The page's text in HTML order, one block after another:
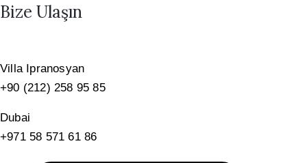
Bize Ulaşın
Villa Ipranosyan
+90 (212) 258 95 85
Dubai
+971 58 571 61 86